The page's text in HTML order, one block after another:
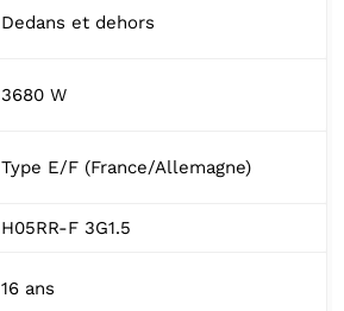
Dedans et dehors
3680 W
Type E/F (France/Allemagne)
H05RR-F 3G1.5
16 ans